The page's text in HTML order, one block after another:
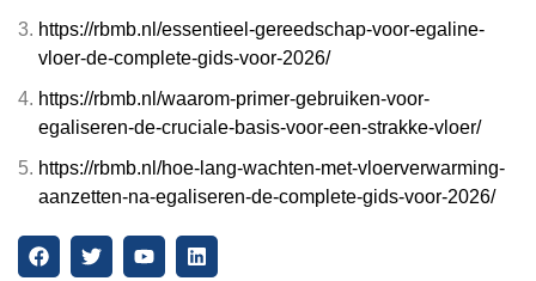
https://rbmb.nl/essentieel-gereedschap-voor-egaline-
vloer-de-complete-gids-voor-2026/
https://rbmb.nl/waarom-primer-gebruiken-voor-
egaliseren-de-cruciale-basis-voor-een-strakke-vloer/
https://rbmb.nl/hoe-lang-wachten-met-vloerverwarming-
aanzetten-na-egaliseren-de-complete-gids-voor-2026/